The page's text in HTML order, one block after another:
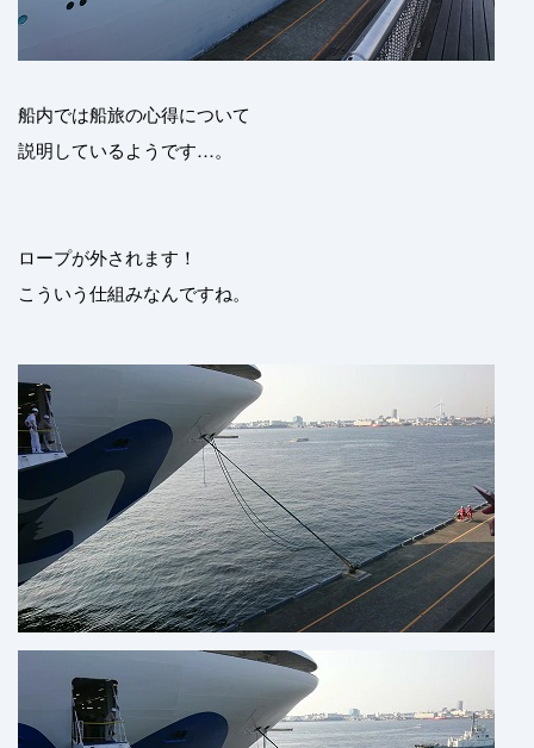
船内では船旅の心得について
説明しているようです…。
ロープが外されます！
こういう仕組みなんですね。